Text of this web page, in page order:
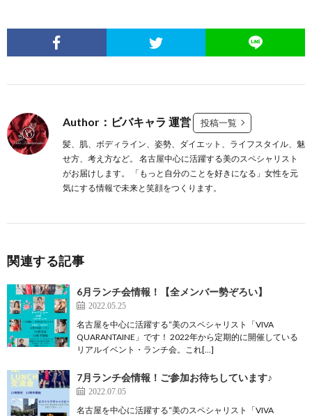
Author：ビバキャラ 運営 投稿一覧
髪、肌、ボディライン、姿勢、ダイエット、ライフスタイル、魅
せ方、考え方など。 名古屋中心に活躍する美のスペシャリスト
がお届けします。 「もっと自分のことを好きになる」女性を元
気にする情報で未来と笑顔をつくります。
関連する記事
6月ランチ会情報！【全メンバー勢ぞろい】
2022.05.25
名古屋を中心に活躍する“美のスペシャリスト「VIVA
QUARANTAINE」です！ 2022年から定期的に開催している
リアルイベント・ランチ会。これ[…]
7月ランチ会情報！ご参加お待ちしています♪
2022.07.05
名古屋を中心に活躍する“美のスペシャリスト「VIVA